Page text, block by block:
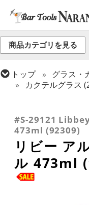
商品カテゴリを見る
トップ グラス・
カクテルグラス
カクテルグラス (
#S-29121
473ml (92309)
リビー ア
ル 473ml